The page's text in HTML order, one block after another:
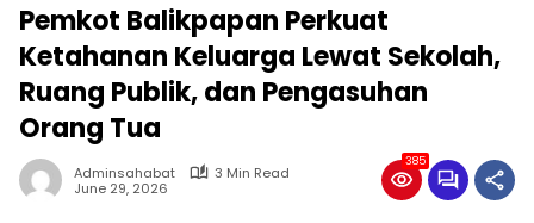
Pemkot Balikpapan Perkuat
Ketahanan Keluarga Lewat Sekolah,
Ruang Publik, dan Pengasuhan
Orang Tua
Adminsahabat
3 Min Read
June 29, 2026
385